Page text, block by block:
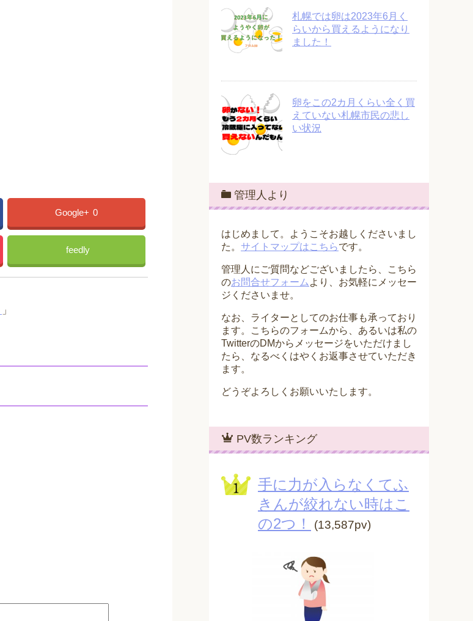
Google+ 0
feedly
」
札幌では卵は2023年6月く
らいから買えるようになり
ました！
卵をこの2カ月くらい全く買
えていない札幌市民の悲し
い状況
管理人より
はじめまして。ようこそお越しくださいまし
た。 サイトマップはこちらです。
管理人にご質問などございましたら、こちら
のお問合せフォーム より、お気軽にメッセー
ジくださいませ。
なお、ライターとしてのお仕事も承っており
ます。こちらのフォームから、あるいは私の
TwitterのDMからメッセージをいただけまし
たら、なるべくはやくお返事させていただき
ます。
どうぞよろしくお願いいたします。
PV数ランキング
手に力が入らなくてふ
きんが絞れない時はこ
の2つ！
(13,587pv)